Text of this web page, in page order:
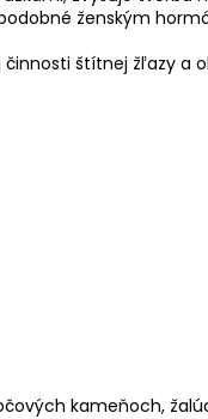
ženským
štítnej žľazy a
kameňoch,